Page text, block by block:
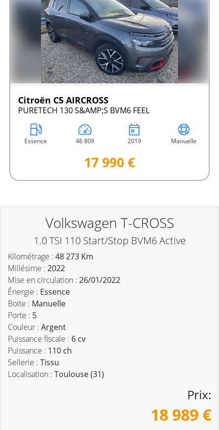
Citroën C5 AIRCROSS
PURETECH 130 S&AMP;S BVM6 FEEL
Essence 46 809 2019 Manuelle
17 990 €
Volkswagen T-CROSS
1.0 TSI 110 Start/Stop BVM6 Active
Kilométrage : 48 273 Km
Millésime : 2022
Mise en circulation : 26/01/2022
Énergie : Essence
Boite : Manuelle
Porte : 5
Couleur : Argent
Puissance fiscale : 6 cv
Puissance : 110 ch
Sellerie : Tissu
Localisation : Toulouse (31)
Prix:
18 989 €